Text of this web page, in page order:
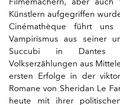
Künstlern aufgegriffen
Cinémathèque führt
Vampirismus aus seiner
Succubi in Dantes
Volkserzählungen aus
ersten Erfolge in der
Romane von Sheridan Le
heute mit ihrer